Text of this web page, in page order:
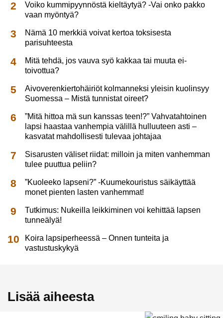
Voiko kummipyynnöstä kieltäytyä? -Vai onko pakko
vaan myöntyä?
Nämä 10 merkkiä voivat kertoa toksisesta
parisuhteesta
Mitä tehdä, jos vauva syö kakkaa tai muuta ei-
toivottua?
Aivoverenkiertohäiriöt kolmanneksi yleisin kuolinsyy
Suomessa – Mistä tunnistat oireet?
”Mitä hittoa mä sun kanssas teen!?” Vahvatahtoinen
lapsi haastaa vanhempia välillä hulluuteen asti –
kasvatat mahdollisesti tulevaa johtajaa
Sisarusten väliset riidat: milloin ja miten vanhemman
tulee puuttua peliin?
”Kuoleeko lapseni?” -Kuumekouristus säikäyttää
monet pienten lasten vanhemmat!
Tutkimus: Nukeilla leikkiminen voi kehittää lapsen
tunneälyä!
Koira lapsiperheessä – Onnen tunteita ja
vastustuskykyä
Lisää aiheesta